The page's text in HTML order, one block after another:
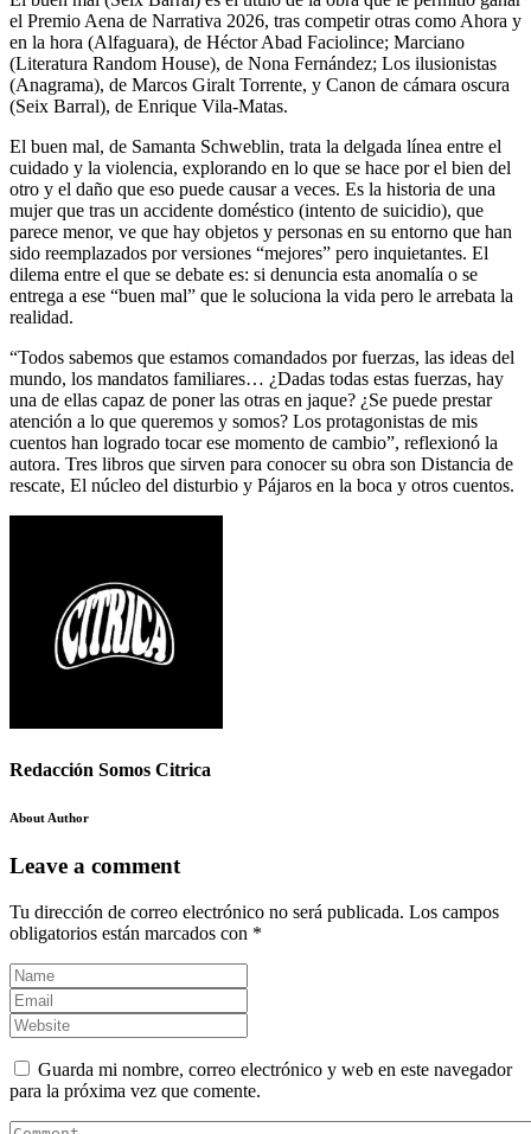
el Premio Aena de Narrativa 2026, tras competir otras como Ahora y
en la hora (Alfaguara), de Héctor Abad Faciolince; Marciano
(Literatura Random House), de Nona Fernández; Los ilusionistas
(Anagrama), de Marcos Giralt Torrente, y Canon de cámara oscura
(Seix Barral), de Enrique Vila-Matas.
El buen mal, de Samanta Schweblin, trata la delgada línea entre el
cuidado y la violencia, explorando en lo que se hace por el bien del
otro y el daño que eso puede causar a veces. Es la historia de una
mujer que tras un accidente doméstico (intento de suicidio), que
parece menor, ve que hay objetos y personas en su entorno que han
sido reemplazados por versiones “mejores” pero inquietantes. El
dilema entre el que se debate es: si denuncia esta anomalía o se
entrega a ese “buen mal” que le soluciona la vida pero le arrebata la
realidad.
“Todos sabemos que estamos comandados por fuerzas, las ideas del
mundo, los mandatos familiares… ¿Dadas todas estas fuerzas, hay
una de ellas capaz de poner las otras en jaque? ¿Se puede prestar
atención a lo que queremos y somos? Los protagonistas de mis
cuentos han logrado tocar ese momento de cambio”, reflexionó la
autora. Tres libros que sirven para conocer su obra son Distancia de
rescate, El núcleo del disturbio y Pájaros en la boca y otros cuentos.
Redacción Somos Citrica
About Author
Leave a comment
Tu dirección de correo electrónico no será publicada. Los campos
obligatorios están marcados con *
Guarda mi nombre, correo electrónico y web en este navegador
para la próxima vez que comente.